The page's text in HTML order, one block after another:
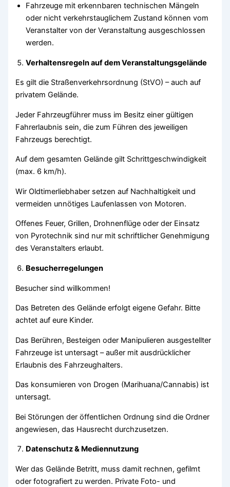
Fahrzeuge mit erkennbaren technischen Mängeln
oder nicht verkehrstauglichem Zustand können vom
Veranstalter von der Veranstaltung ausgeschlossen
werden.
Verhaltensregeln auf dem Veranstaltungsgelände
Es gilt die Straßenverkehrsordnung (StVO) – auch auf
privatem Gelände.
Jeder Fahrzeugführer muss im Besitz einer gültigen
Fahrerlaubnis sein, die zum Führen des jeweiligen
Fahrzeugs berechtigt.
Auf dem gesamten Gelände gilt Schrittgeschwindigkeit
(max. 6 km/h).
Wir Oldtimerliebhaber setzen auf Nachhaltigkeit und
vermeiden unnötiges Laufenlassen von Motoren.
Offenes Feuer, Grillen, Drohnenflüge oder der Einsatz
von Pyrotechnik sind nur mit schriftlicher Genehmigung
des Veranstalters erlaubt.
Besucherregelungen
Besucher sind willkommen!
Das Betreten des Gelände erfolgt eigene Gefahr. Bitte
achtet auf eure Kinder.
Das Berühren, Besteigen oder Manipulieren ausgestellter
Fahrzeuge ist untersagt – außer mit ausdrücklicher
Erlaubnis des Fahrzeughalters.
Das konsumieren von Drogen (Marihuana/Cannabis) ist
untersagt.
Bei Störungen der öffentlichen Ordnung sind die Ordner
angewiesen, das Hausrecht durchzusetzen.
Datenschutz & Mediennutzung
Wer das Gelände Betritt, muss damit rechnen, gefilmt
oder fotografiert zu werden. Private Foto- und